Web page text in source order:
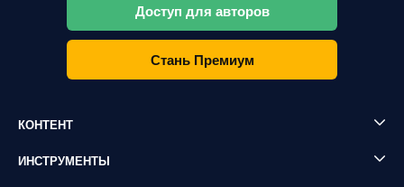
Доступ для авторов
Стань Премиум
КОНТЕНТ
ИНСТРУМЕНТЫ